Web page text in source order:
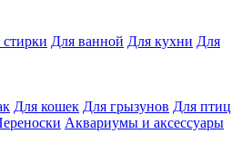
Для ванной Для кухни Для
Для кошек Для грызунов Для птиц
Аквариумы и аксессуары